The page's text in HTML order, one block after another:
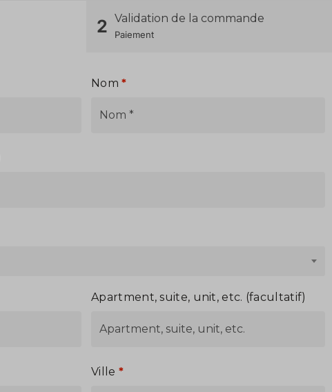
2 Validation de la commande
Paiement
Nom*
Apartment, suite, unit, etc. (facultatif)
Ville *